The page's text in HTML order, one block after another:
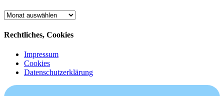
Archiv
Rechtliches, Cookies
Impressum
Cookies
Datenschutzerklärung